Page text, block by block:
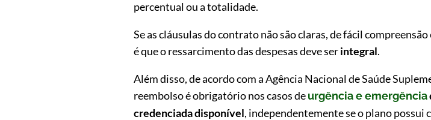
percentual ou a totalidade.
Se as cláusulas do contrato não são claras, de fácil
é que o ressarcimento das despesas deve serintegral.
Além disso, de acordo com a Agência Nacional de Saúde
reembolso é obrigatório nos casos deurgência e emergência
credenciada disponível, independentemente se o plano